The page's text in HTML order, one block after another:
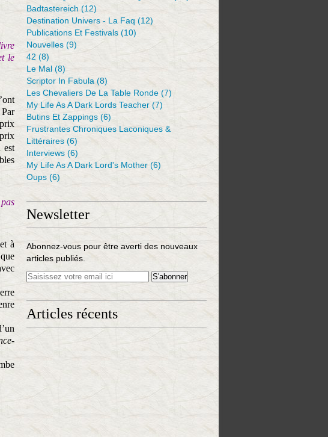
le
est
à
Badtastereich (12)
Destination Univers - La Faq (12)
Publications Et Festivals (10)
Nouvelles (9)
42 (8)
Le Mal (8)
Scriptor In Fabula (8)
Les Chevaliers De La Table Ronde (7)
My Life As A Dark Lords Teacher (7)
Butins Et Zappings (6)
Frustrantes Chroniques Laconiques &
Littéraires (6)
Interviews (6)
My Life As A Dark Lord's Mother (6)
Oups (6)
Newsletter
Abonnez-vous pour être averti des nouveaux
articles publiés.
Articles récents